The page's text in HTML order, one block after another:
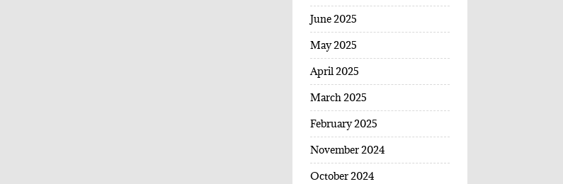
June 2025
May 2025
April 2025
March 2025
February 2025
November 2024
October 2024